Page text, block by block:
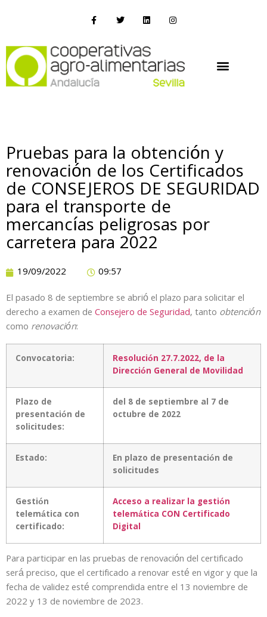
Pruebas para la obtención y
renovación de los Certificados
de CONSEJEROS DE SEGURIDAD
para el transporte de
mercancías peligrosas por
carretera para 2022
19/09/2022
09:57
El pasado 8 de septiembre se abrió el plazo para solicitar el
derecho a examen deConsejero de Seguridad, tanto obtención
como renovación:
Convocatoria:
Resolución 27.7.2022, de la
Dirección General de Movilidad
Plazo de
presentación de
solicitudes:
del 8 de septiembre al 7 de
octubre de 2022
Estado:
En plazo de presentación de
solicitudes
Gestión
telemática con
certificado:
Acceso a realizar la gestión
telemática CON Certificado
Digital
Para participar en las pruebas de renovación del certificado
será preciso, que el certificado a renovar esté en vigor y que la
fecha de validez esté comprendida entre el 13 noviembre de
2022 y 13 de noviembre de 2023.